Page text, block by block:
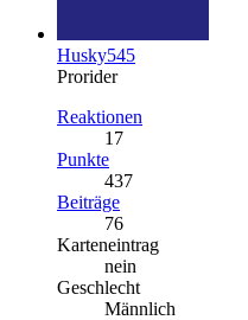
Husky545
Prorider
Reaktionen
17
Punkte
437
Beiträge
76
Karteneintrag
nein
Geschlecht
Männlich